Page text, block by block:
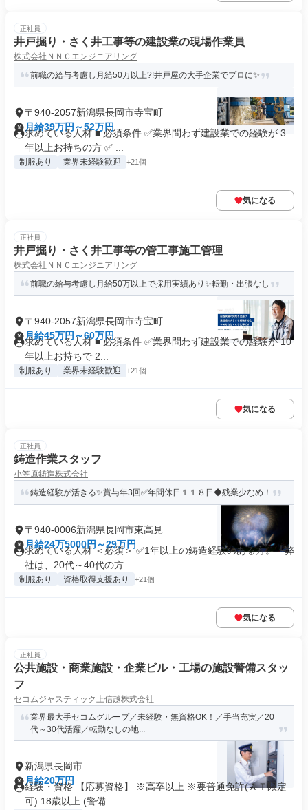
正社員
井戸掘り・さく井工事等の建設業の現場作業員
株式会社ＮＮＣエンジニアリング
前職の給与考慮し月給50万以上?!井戸屋の大手企業でプロに✨
〒940-2057新潟県長岡市寺宝町
月給39万円～52万円
求めている人材 ■ 必須条件 ✅業界問わず建設業での経験が 3
年以上お持ちの方 ✅ ...
制服あり 業界未経験歓迎 +21個
気になる
正社員
井戸掘り・さく井工事等の管工事施工管理
株式会社ＮＮＣエンジニアリング
前職の給与考慮し月給50万以上で採用実績あり✨転勤・出張なし
〒940-2057新潟県長岡市寺宝町
月給45万円～60万円
求めている人材 ■ 必須条件 ✅業界問わず建設業での経験が 10
年以上お持ちで 2...
制服あり 業界未経験歓迎 +21個
気になる
正社員
鋳造作業スタッフ
小笠原鋳造株式会社
鋳造経験が活きる✨賞与年3回✅年間休日１１８日◆残業少なめ！
〒940-0006新潟県長岡市東高見
月給24万5000円～29万円
求めている人材 ＜必須＞ ✅1年以上の鋳造経験のある方。 └弊
社は、20代～40代の方...
制服あり 資格取得支援あり +21個
気になる
正社員
公共施設・商業施設・企業ビル・工場の施設警備スタッ
フ
セコムジャスティック上信越株式会社
業界最大手セコムグループ／未経験・無資格OK！／手当充実／20
代～30代活躍／転勤なしの地...
新潟県長岡市
月給20万円
経験・資格 【応募資格】 ※高卒以上 ※要普通免許(ＡＴ限定
可) 18歳以上 (警備...